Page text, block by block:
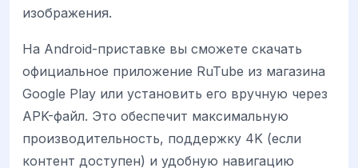
изображения.
На Android-приставке вы сможете скачать
официальное приложение RuTube из магазина
Google Play или установить его вручную через
APK-файл. Это обеспечит максимальную
производительность, поддержку 4K (если
контент доступен) и удобную навигацию